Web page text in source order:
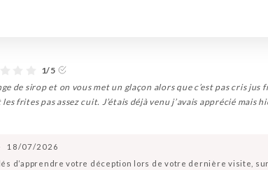
1/5
de sirop et on vous met un glaçon alors que c’est pas cris
frites pas assez cuit. J’étais déjà venu j’avais apprécié mais
18/07/2026
d’apprendre votre déception lors de votre dernière visite,